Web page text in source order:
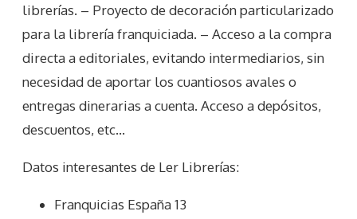
librerías. – Proyecto de decoración particularizado
para la librería franquiciada. – Acceso a la compra
directa a editoriales, evitando intermediarios, sin
necesidad de aportar los cuantiosos avales o
entregas dinerarias a cuenta. Acceso a depósitos,
descuentos, etc…
Datos interesantes de Ler Librerías:
Franquicias España 13